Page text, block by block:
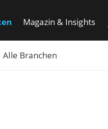
Alle Branchen
Magazin & Insights